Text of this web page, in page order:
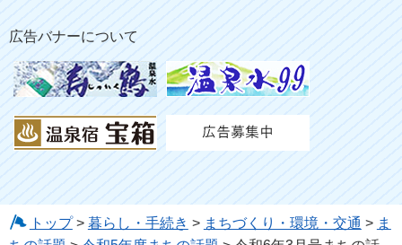
広告バナーについて
トップ> 暮らし・手続き > まちづくり・環境・交通 > ま